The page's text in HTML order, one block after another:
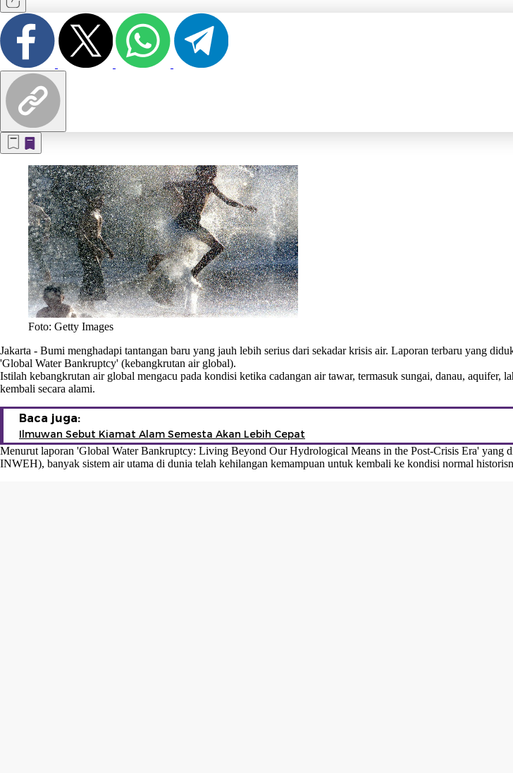
Foto: Getty Images
Jakarta - Bumi menghadapi tantangan baru yang jauh lebih serius dari sekadar krisis air. Laporan terbaru yang
'Global Water Bankruptcy' (kebangkrutan air global).
Istilah kebangkrutan air global mengacu pada kondisi ketika cadangan air tawar, termasuk sungai, danau, aquifer,
kembali secara alami.
Baca juga:
Ilmuwan Sebut Kiamat Alam Semesta Akan Lebih Cepat
Menurut laporan 'Global Water Bankruptcy: Living Beyond Our Hydrological Means in the Post-Crisis Era'
INWEH), banyak sistem air utama di dunia telah kehilangan kemampuan untuk kembali ke kondisi normal